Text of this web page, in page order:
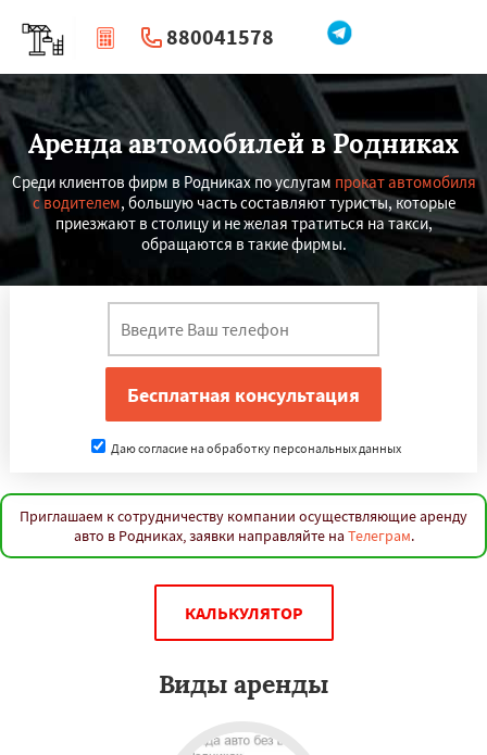
880041578
| Перезвоните мне
Аренда автомобилей в Родниках
Среди клиентов фирм в Родниках по услугам прокат автомобиля
с водителем, большую часть составляют туристы, которые
приезжают в столицу и не желая тратиться на такси,
обращаются в такие фирмы.
Даю согласие на обработку персональных данных
Приглашаем к сотрудничеству компании осуществляющие аренду
авто в Родниках, заявки направляйте на Телеграм.
КАЛЬКУЛЯТОР
Виды аренды